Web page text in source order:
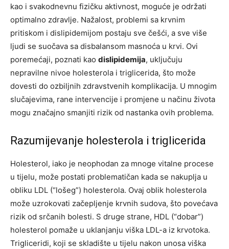
kao i svakodnevnu fizičku aktivnost, moguće je održati
optimalno zdravlje. Nažalost, problemi sa krvnim
pritiskom i dislipidemijom postaju sve češći, a sve više
ljudi se suočava sa disbalansom masnoća u krvi. Ovi
poremećaji, poznati kao dislipidemija, uključuju
nepravilne nivoe holesterola i triglicerida, što može
dovesti do ozbiljnih zdravstvenih komplikacija. U mnogim
slučajevima, rane intervencije i promjene u načinu života
mogu značajno smanjiti rizik od nastanka ovih problema.
Razumijevanje holesterola i triglicerida
Holesterol, iako je neophodan za mnoge vitalne procese
u tijelu, može postati problematičan kada se nakuplja u
obliku LDL (“lošeg”) holesterola. Ovaj oblik holesterola
može uzrokovati začepljenje krvnih sudova, što povećava
rizik od srčanih bolesti. S druge strane, HDL (“dobar”)
holesterol pomaže u uklanjanju viška LDL-a iz krvotoka.
Trigliceridi, koji se skladište u tijelu nakon unosa viška